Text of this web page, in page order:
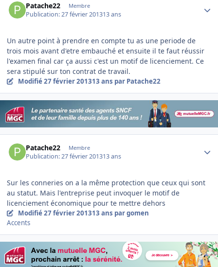
Patache22 Membre
Publication:27 février 201313 ans
Un autre point à prendre en compte tu as une periode de
trois mois avant d'etre embauché et ensuite il te faut réussir
l'examen final car ça aussi c'est un motif de licenciement. Ce
sera stipulé sur ton contrat de travail.
Modifié27 février 201313 ans par Patache22
Patache22 Membre
Publication:27 février 201313 ans
Sur les conneries on a la même protection que ceux qui sont
au statut. Mais l'entreprise peut invoquer le motif de
licenciement économique pour te mettre dehors
Modifié27 février 201313 ans par gomen
Accents